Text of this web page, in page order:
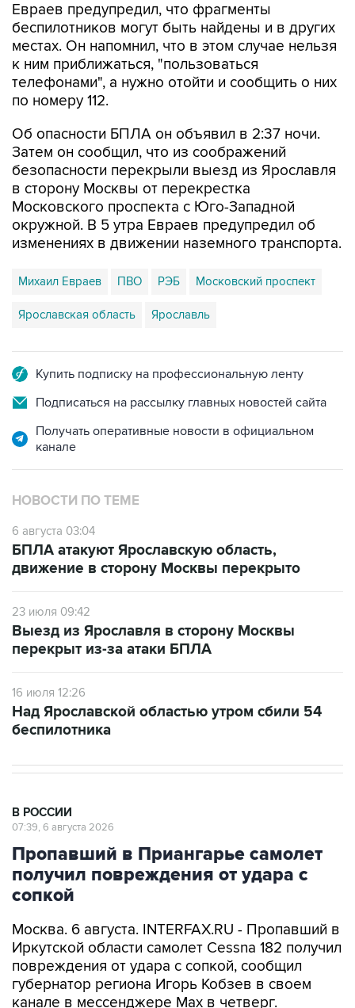
Евраев предупредил, что фрагменты
беспилотников могут быть найдены и в других
местах. Он напомнил, что в этом случае нельзя
к ним приближаться, "пользоваться
телефонами", а нужно отойти и сообщить о них
по номеру 112.
Об опасности БПЛА он объявил в 2:37 ночи.
Затем он сообщил, что из соображений
безопасности перекрыли выезд из Ярославля
в сторону Москвы от перекрестка
Московского проспекта с Юго-Западной
окружной. В 5 утра Евраев предупредил об
изменениях в движении наземного транспорта.
Михаил Евраев ПВО РЭБ Московский проспект
Ярославская область Ярославль
Купить подписку на профессиональную ленту
Подписаться на рассылку главных новостей сайта
Получать оперативные новости в официальном
канале
НОВОСТИ ПО ТЕМЕ
6 августа 03:04
БПЛА атакуют Ярославскую область,
движение в сторону Москвы перекрыто
23 июля 09:42
Выезд из Ярославля в сторону Москвы
перекрыт из-за атаки БПЛА
16 июля 12:26
Над Ярославской областью утром сбили 54
беспилотника
В РОССИИ
07:39, 6 августа 2026
Пропавший в Приангарье самолет
получил повреждения от удара с
сопкой
Москва. 6 августа. INTERFAX.RU - Пропавший в
Иркутской области самолет Cessna 182 получил
повреждения от удара с сопкой, сообщил
губернатор региона Игорь Кобзев в своем
канале в мессенджере Мах в четверг.